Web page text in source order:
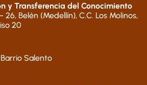
y Transferencia del Conocimiento
Belén (Medellín), C.C. Los Molinos,
20
Salento